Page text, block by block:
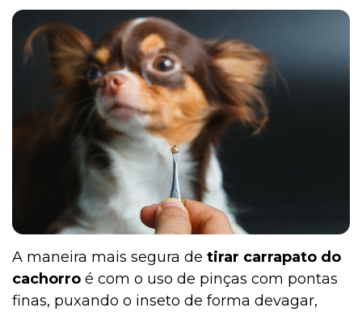
Higiene
Saúde
A maneira mais segura de tirar carrapato do
cachorro é com o uso de pinças com pontas
finas, puxando o inseto de forma devagar,